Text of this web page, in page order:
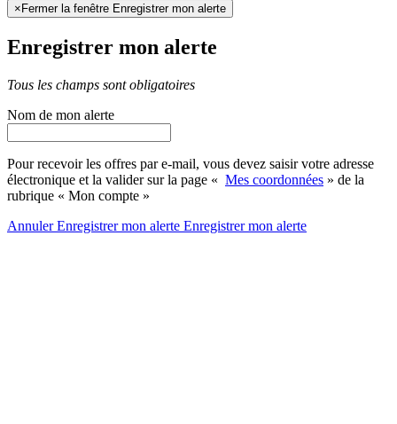
× Fermer la fenêtre Enregistrer mon alerte
Enregistrer mon alerte
Tous les champs sont obligatoires
Nom de mon alerte
Pour recevoir les offres par e-mail, vous devez saisir votre adresse
électronique et la valider sur la page « Mes coordonnées » de la
rubrique « Mon compte »
AnnulerEnregistrer mon alerte Enregistrermon alerte